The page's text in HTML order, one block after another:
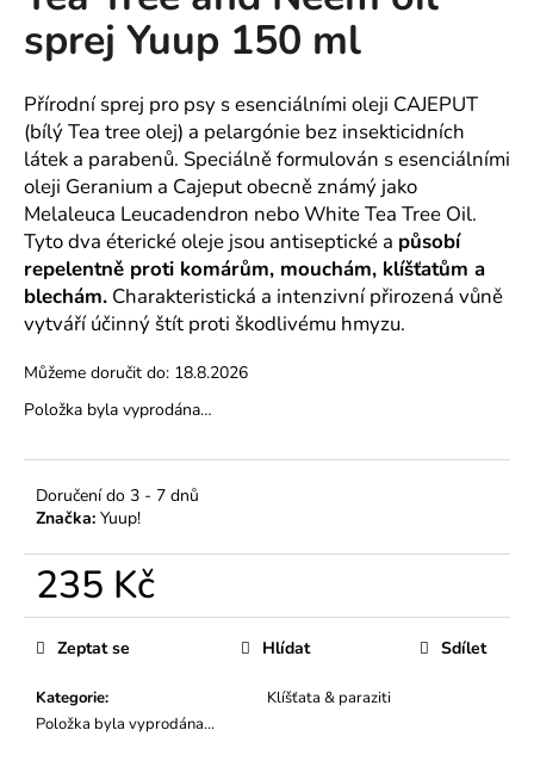
z
hvězdiček.
sprej Yuup 150 ml
Přírodní sprej pro psy s esenciálními oleji CAJEPUT
(bílý Tea tree olej) a pelargónie bez insekticidních
látek a parabenů. Speciálně formulován s esenciálními
oleji Geranium a Cajeput obecně známý jako
Melaleuca Leucadendron nebo White Tea Tree Oil.
Tyto dva éterické oleje jsou antiseptické a působí
repelentně proti komárům, mouchám, klíšťatům a
blechám. Charakteristická a intenzivní přirozená vůně
vytváří účinný štít proti škodlivému hmyzu.
Můžeme doručit do: 18.8.2026
Položka byla vyprodána…
Doručení do 3 - 7 dnů
Značka: Yuup!
235 Kč
Měrná
cena:
Kategorie:
Klíšťata & paraziti
Položka byla vyprodána…
Zeptat se Hlídat Sdílet
a
j
í
t
?
HLEDAT
D
o
o
u
u
e
m
RESTRUKTURALIZAČNÍ